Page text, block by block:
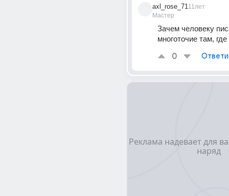
axl_rose_71
Мастер
11лет
Зачем человеку
многоточие там,
0